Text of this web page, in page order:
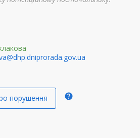
порушення help